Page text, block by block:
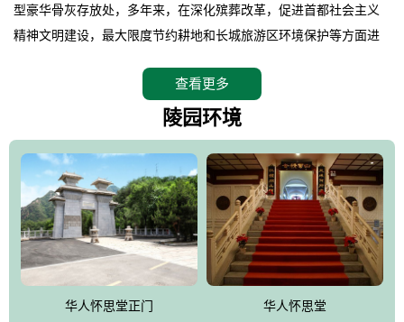
型豪华骨灰存放处，多年来，在深化殡葬改革，促进首都社会主义
精神文明建设，最大限度节约耕地和长城旅游区环境保护等方面进
怀思堂辖区面积15万平方米，整体建筑面积5．8万平方米。主体建
筑有：怀思堂豪华墓室、礼祭大厅、随缘阁、百家姓觅宗长廊等。
仲、无字碑、香灯等。典型的仿秦、汉建筑风格。蓝色的琉璃瓦屋
顶，朱砂红的门、窗、柱、墙，汉白玉雕刻的雄狮、华表，花岗岩
铺成的路面和台阶，洒落其间的花卉、松柏与万里长城浑然一体、
气势宏伟、古朴端庄、别具一格。怀思堂大殿入口两侧是用蜡染技
术描绘的抽象派创意绘画，大环境中的长城文化与炎黄始祖，小环
境的绘画中的河流、山川、彩云、明月，意喻着往生者与长城同
伴，与祖宗同眠，他（她）们的思想与品德与山河同在，与日月同
查看更多
陵园环境
华人怀思堂正门 华人怀思堂